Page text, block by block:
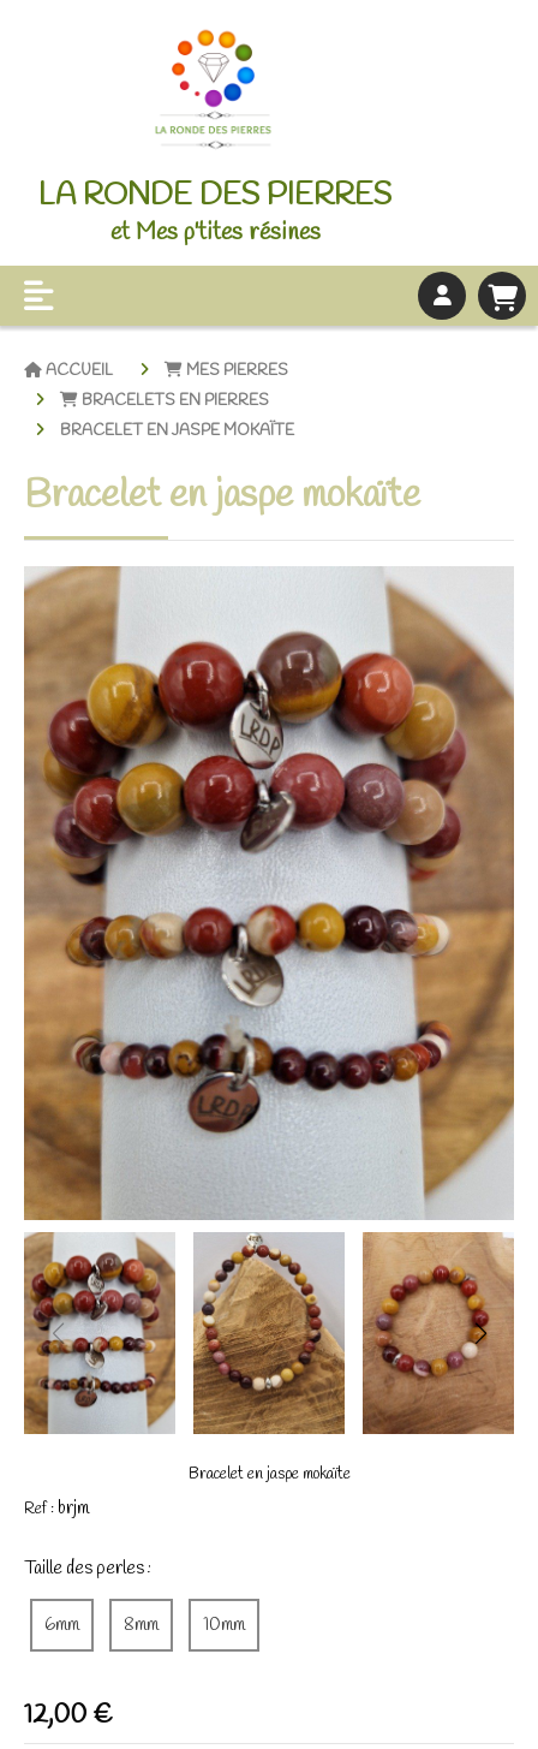
LA RONDE DES PIERRES
et Mes p'tites résines
ACCUEIL
MES PIERRES
BRACELETS EN PIERRES
BRACELET EN JASPE MOKAÏTE
Bracelet en jaspe mokaïte
Bracelet en jaspe mokaïte
Ref : brjm
Taille des perles :
6mm 8mm 10mm
12,00 €